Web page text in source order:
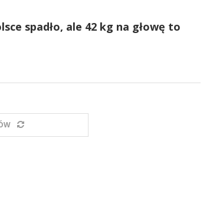
spadło, ale 42 kg na głowę to